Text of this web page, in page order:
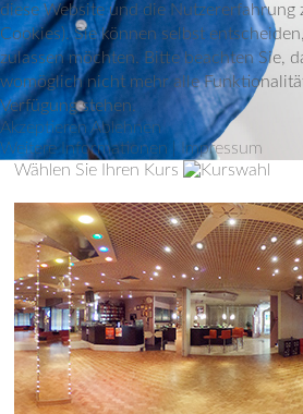
Wählen Sie Ihren Kurs
diese Website und die Nutzererfahrung
Cookies). Sie können selbst
zulassen möchten. Bitte beachten Sie,
womöglich nicht mehr alle
Verfügung stehen.
Akzeptieren Ablehnen
Weitere Informationen | Impressum